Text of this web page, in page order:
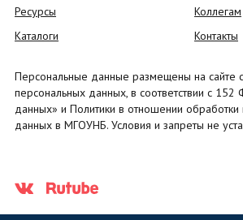
Ресурсы
Каталоги
Коллегам
Контакты
Персональные данные размещены на сайте с
персональных данных, в соответствии с
данных» и Политики в отношении обработки
данных в МГОУНБ. Условия и запреты не